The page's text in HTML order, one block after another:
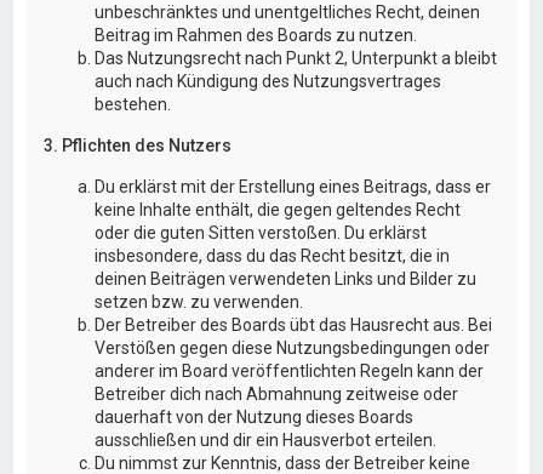
unbeschränktes und unentgeltliches Recht, deinen
Beitrag im Rahmen des Boards zu nutzen.
Das Nutzungsrecht nach Punkt 2, Unterpunkt a bleibt
auch nach Kündigung des Nutzungsvertrages
bestehen.
3. Pflichten des Nutzers
Du erklärst mit der Erstellung eines Beitrags, dass er
keine Inhalte enthält, die gegen geltendes Recht
oder die guten Sitten verstoßen. Du erklärst
insbesondere, dass du das Recht besitzt, die in
deinen Beiträgen verwendeten Links und Bilder zu
setzen bzw. zu verwenden.
Der Betreiber des Boards übt das Hausrecht aus. Bei
Verstößen gegen diese Nutzungsbedingungen oder
anderer im Board veröffentlichten Regeln kann der
Betreiber dich nach Abmahnung zeitweise oder
dauerhaft von der Nutzung dieses Boards
ausschließen und dir ein Hausverbot erteilen.
Du nimmst zur Kenntnis, dass der Betreiber keine